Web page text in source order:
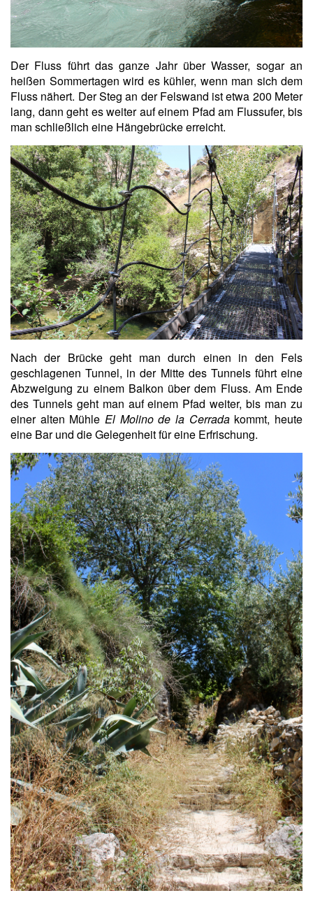
Der Fluss führt das ganze Jahr über Wasser, sogar an
heißen Sommertagen wird es kühler, wenn man sich dem
Fluss nähert. Der Steg an der Felswand ist etwa 200 Meter
lang, dann geht es weiter auf einem Pfad am Flussufer, bis
man schließlich eine Hängebrücke erreicht.
Nach der Brücke geht man durch einen in den Fels
geschlagenen Tunnel, in der Mitte des Tunnels führt eine
Abzweigung zu einem Balkon über dem Fluss. Am Ende
des Tunnels geht man auf einem Pfad weiter, bis man zu
einer alten Mühle El Molino de la Cerradakommt, heute
eine Bar und die Gelegenheit für eine Erfrischung.